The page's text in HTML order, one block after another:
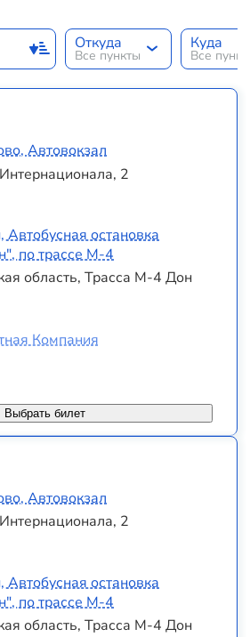
Откуда
Все пункты
Куда
Все
Автовокзал
2
Автобусная остановка
по трассе М-4
область, Трасса М-4 Дон
Выбрать билет
Компания
Автовокзал
2
Автобусная остановка
по трассе М-4
область, Трасса М-4 Дон